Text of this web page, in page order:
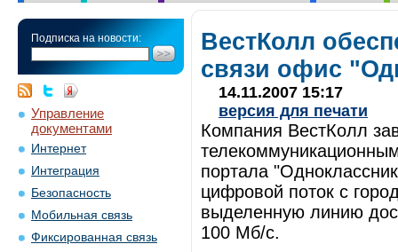
Подписка на новости:
Управление
документами
Интернет
Интеграция
Безопасность
Мобильная связь
Фиксированная связь
ВестКолл
связи офис
14.11.2007 15:17
версия для печати
Компания ВестКолл
портала
цифровой поток с
выделенную линию
100 Мб/с.